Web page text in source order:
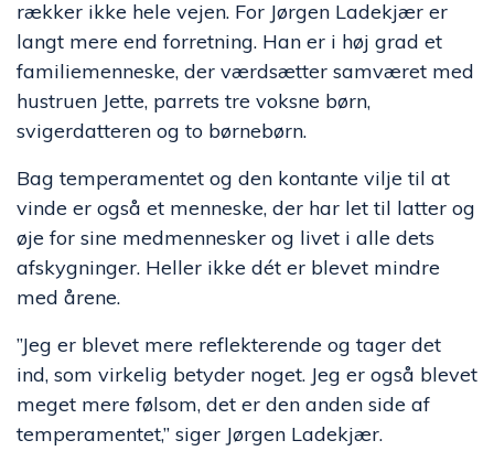
rækker ikke hele vejen. For Jørgen Ladekjær er
langt mere end forretning. Han er i høj grad et
familiemenneske, der værdsætter samværet med
hustruen Jette, parrets tre voksne børn,
svigerdatteren og to børnebørn.
Bag temperamentet og den kontante vilje til at
vinde er også et menneske, der har let til latter og
øje for sine medmennesker og livet i alle dets
afskygninger. Heller ikke dét er blevet mindre
med årene.
”Jeg er blevet mere reflekterende og tager det
ind, som virkelig betyder noget. Jeg er også blevet
meget mere følsom, det er den anden side af
temperamentet,” siger Jørgen Ladekjær.